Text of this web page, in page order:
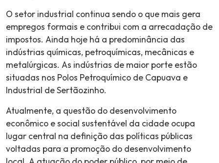
O setor industrial continua sendo o que mais gera
empregos formais e contribui com a arrecadação de
impostos. Ainda hoje há a predominância das
indústrias químicas, petroquímicas, mecânicas e
metalúrgicas. As indústrias de maior porte estão
situadas nos Polos Petroquímico de Capuava e
Industrial de Sertãozinho.
Atualmente, a questão do desenvolvimento
econômico e social sustentável da cidade ocupa
lugar central na definição das políticas públicas
voltadas para a promoção do desenvolvimento